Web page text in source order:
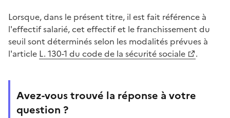
Lorsque, dans le présent titre, il est fait référence à
l'effectif salarié, cet effectif et le franchissement du
seuil sont déterminés selon les modalités prévues à
l'article L. 130-1 du code de la sécurité sociale .
Avez-vous trouvé la réponse à votre
question ?